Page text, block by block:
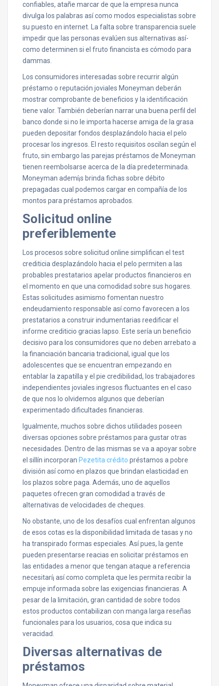
confiables, atañe marcar de que la empresa nunca
divulga los palabras así­ como modos especialistas sobre
su puesto en internet. La falta sobre transparencia suele
impedir que las personas evalúen sus alternativas así­
como determinen si el fruto financista es cómodo para
dammas.
Los consumidores interesadas sobre recurrir algún
préstamo o reputación joviales Moneyman deberán
mostrar comprobante de beneficios y la identificación
tiene valor. También deberían narrar una buena perfil del
banco donde si no le importa hacerse amiga de la grasa
pueden depositar fondos desplazándolo hacia el pelo
procesar los ingresos. El resto requisitos oscilan según el
fruto, sin embargo las parejas préstamos de Moneyman
tienen reembolsarse acerca de la día predeterminada.
Moneyman ademí¡s brinda fichas sobre débito
prepagadas cual podemos cargar en compañía de los
montos para préstamos aprobados.
Solicitud online
preferiblemente
Los procesos sobre solicitud online simplifican el test
crediticia desplazándolo hacia el pelo permiten a las
probables prestatarios apelar productos financieros en
el momento en que una comodidad sobre sus hogares.
Estas solicitudes asimismo fomentan nuestro
endeudamiento responsable así­ como favorecen a los
prestatarios a construir indumentarias reedificar el
informe crediticio gracias lapso. Este serí­a un beneficio
decisivo para los consumidores que no deben arrebato a
la financiación bancaria tradicional, igual que los
adolescentes que se encuentran empezando en
entablar la zapatilla y el pie credibilidad, los trabajadores
independientes joviales ingresos fluctuantes en el caso
de que nos lo olvidemos algunos que deberían
experimentado dificultades financieras.
Igualmente, muchos sobre dichos utilidades poseen
diversas opciones sobre préstamos para gustar otras
necesidades. Dentro de las mismas se va a apoyar sobre
el sillí­n incorporan Pezetita crédito préstamos a pobre
división así­ como en plazos que brindan elasticidad en
los plazos sobre paga. Además, uno de aquellos
paquetes ofrecen gran comodidad a través de
alternativas de velocidades de cheques.
No obstante, uno de los desafíos cual enfrentan algunos
de esos cotas es la disponibilidad limitada de tasas y no
ha transpirado formas especiales. Así­ pues, la gente
pueden presentarse reacias en solicitar préstamos en
las entidades a menor que tengan ataque a referencia
necesitarí¡ así­ como completa que les permita recibir la
empuje informada sobre las exigencias financieras. A
pesar de la limitación, gran cantidad de sobre todos
estos productos contabilizan con manga larga reseñas
funcionales para los usuarios, cosa que indica su
veracidad.
Diversas alternativas de
préstamos